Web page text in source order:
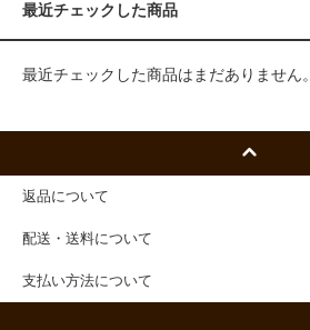
最近チェックした商品
最近チェックした商品はまだありません。
返品について
配送・送料について
支払い方法について